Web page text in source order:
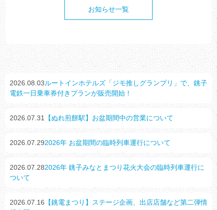
お知らせ一覧
2026.08.03ルートインホテルズ「ジモ推しグランプリ」で、銚子
電鉄一日乗車券付きプランが販売開始！
2026.07.31 【ぬれ煎餅駅】お盆期間中の営業について
2026.07.292026年 お盆期間の臨時列車運行について
2026.07.282026年 銚子みなとまつり花火大会の臨時列車運行に
ついて
2026.07.16 【銚電まつり】ステージ企画、出店店舗など第二弾情